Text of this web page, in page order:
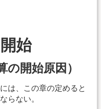
始
の開始原因）
は、この章の定めると
らない。